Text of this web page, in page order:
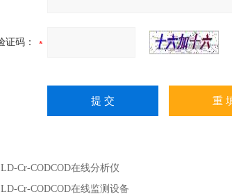
证码：
LD-Cr-CODCOD在线分析仪
LD-Cr-CODCOD在线监测设备